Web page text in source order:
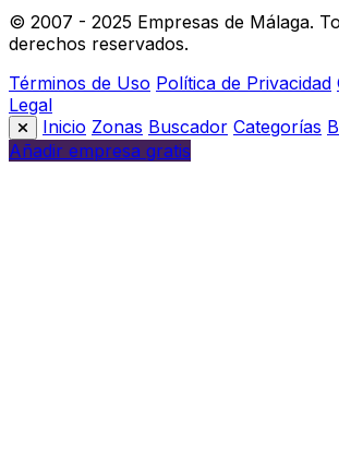
© 2007 - 2025 Empresas de Málaga.
derechos reservados.
Términos de Uso Política de Privacidad
Legal
Inicio Zonas Buscador Categorías
Añadir empresa gratis